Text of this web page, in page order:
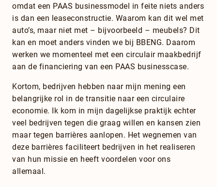
omdat een PAAS businessmodel in feite niets anders
is dan een leaseconstructie. Waarom kan dit wel met
auto’s, maar niet met – bijvoorbeeld – meubels? Dit
kan en moet anders vinden we bij BBENG. Daarom
werken we momenteel met een circulair maakbedrijf
aan de financiering van een PAAS businesscase.
Kortom, bedrijven hebben naar mijn mening een
belangrijke rol in de transitie naar een circulaire
economie. Ik kom in mijn dagelijkse praktijk echter
veel bedrijven tegen die graag willen en kansen zien
maar tegen barrières aanlopen. Het wegnemen van
deze barrières faciliteert bedrijven in het realiseren
van hun missie en heeft voordelen voor ons
allemaal.